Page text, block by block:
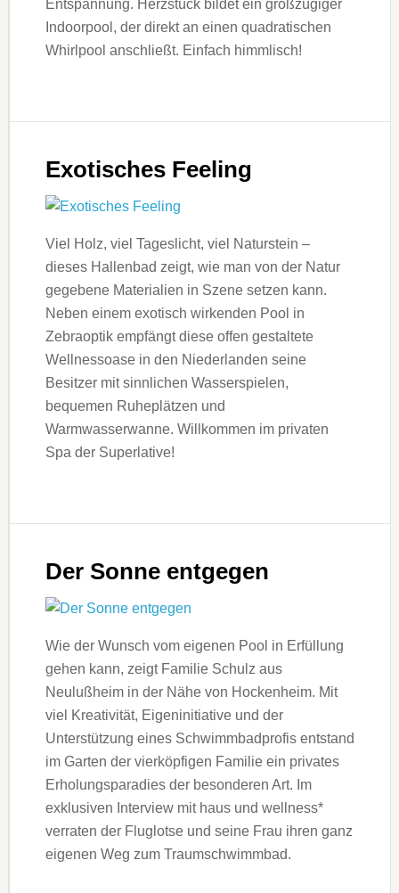
Entspannung. Herzstück bildet ein großzügiger
Indoorpool, der direkt an einen quadratischen
Whirlpool anschließt. Einfach himmlisch!
Exotisches Feeling
Viel Holz, viel Tageslicht, viel Naturstein –
dieses Hallenbad zeigt, wie man von der Natur
gegebene Materialien in Szene setzen kann.
Neben einem exotisch wirkenden Pool in
Zebraoptik empfängt diese offen gestaltete
Wellnessoase in den Niederlanden seine
Besitzer mit sinnlichen Wasserspielen,
bequemen Ruheplätzen und
Warmwasserwanne. Willkommen im privaten
Spa der Superlative!
Der Sonne entgegen
Wie der Wunsch vom eigenen Pool in Erfüllung
gehen kann, zeigt Familie Schulz aus
Neulußheim in der Nähe von Hockenheim. Mit
viel Kreativität, Eigeninitiative und der
Unterstützung eines Schwimmbadprofis entstand
im Garten der vierköpfigen Familie ein privates
Erholungsparadies der besonderen Art. Im
exklusiven Interview mit haus und wellness*
verraten der Fluglotse und seine Frau ihren ganz
eigenen Weg zum Traumschwimmbad.